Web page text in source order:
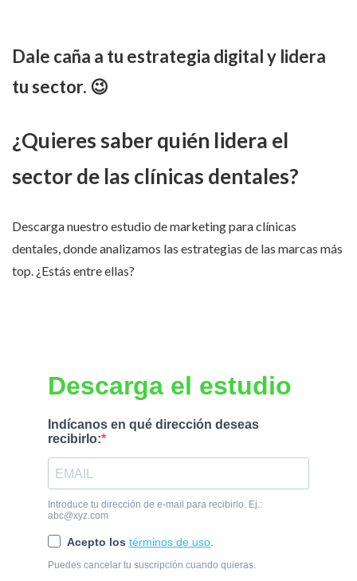
Dale caña a tu estrategia digital y lidera
tu sector. 😉
¿Quieres saber quién lidera el
sector de las clínicas dentales?
Descarga nuestro estudio de marketing para clínicas
dentales, donde analizamos las estrategias de las marcas más
top. ¿Estás entre ellas?